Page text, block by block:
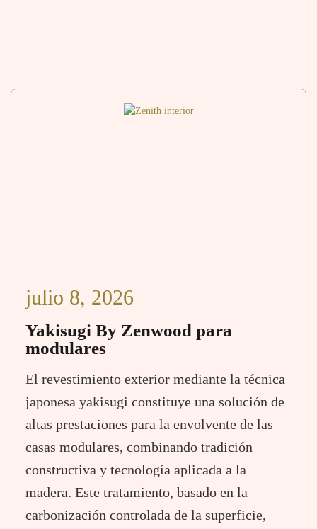
julio 8, 2026
Yakisugi By Zenwood para
modulares
El revestimiento exterior mediante la técnica
japonesa yakisugi constituye una solución de
altas prestaciones para la envolvente de las
casas modulares, combinando tradición
constructiva y tecnología aplicada a la
madera. Este tratamiento, basado en la
carbonización controlada de la superficie,